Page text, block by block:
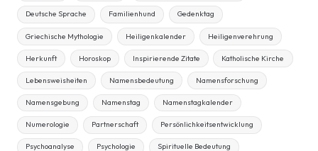
Deutsche Sprache Familienhund Gedenktag
Griechische Mythologie Heiligenkalender Heiligenverehrung
Herkunft Horoskop Inspirierende Zitate Katholische Kirche
Lebensweisheiten Namensbedeutung Namensforschung
Namensgebung Namenstag Namenstagkalender
Numerologie Partnerschaft Persönlichkeitsentwicklung
Psychoanalyse Psychologie Spirituelle Bedeutung